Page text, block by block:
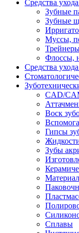
Средства
Зубные
Зубные
Муссы,
Флоссы,
Средства
CAD/
Воск
Гипсы
Зубы
Сплавы